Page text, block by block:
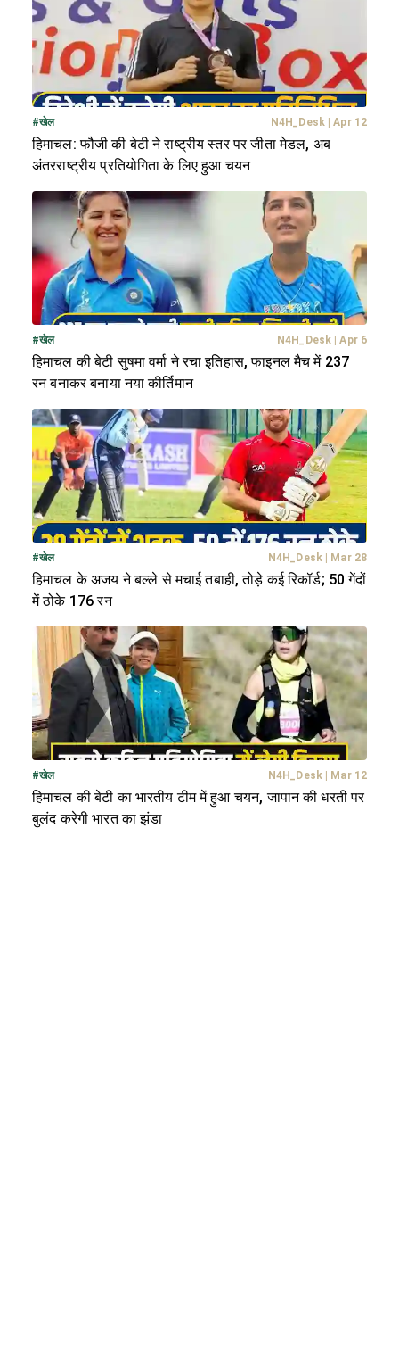
#खेल N4H_Desk| Apr 12
हिमाचल: फौजी की बेटी ने राष्ट्रीय स्तर पर जीता मेडल, अब
अंतरराष्ट्रीय प्रतियोगिता के लिए हुआ चयन
#खेल N4H_Desk Apr 6
हिमाचल की बेटी सुषमा वर्मा ने रचा इतिहास, फाइनल मैच में 237
रन बनाकर बनाया नया कीर्तिमान
#खेल N4H_Desk| Mar 28
हिमाचल के अजय ने बल्ले से मचाई तबाही, तोड़े कई रिकॉर्ड; 50 गेंदों
में ठोके 176 रन
#खेल N4H_Desk| Mar 12
हिमाचल की बेटी का भारतीय टीम में हुआ चयन, जापान की धरती पर
बुलंद करेगी भारत का झंडा